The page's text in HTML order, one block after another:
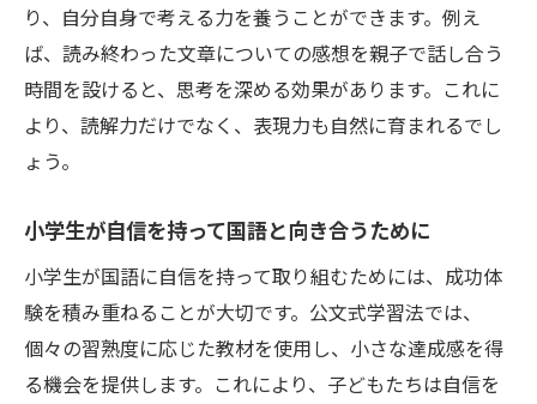
り、自分自身で考える力を養うことができます。例え
ば、読み終わった文章についての感想を親子で話し合う
時間を設けると、思考を深める効果があります。これに
より、読解力だけでなく、表現力も自然に育まれるでし
ょう。
小学生が自信を持って国語と向き合うために
小学生が国語に自信を持って取り組むためには、成功体
験を積み重ねることが大切です。公文式学習法では、
個々の習熟度に応じた教材を使用し、小さな達成感を得
る機会を提供します。これにより、子どもたちは自信を